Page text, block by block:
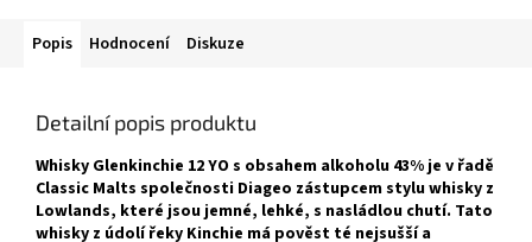
Popis Hodnocení Diskuze
Detailní popis produktu
Whisky Glenkinchie 12 YO s obsahem alkoholu 43% je v řadě
Classic Malts společnosti Diageo zástupcem stylu whisky z
Lowlands, které jsou jemné, lehké, s nasládlou chutí. Tato
whisky z údolí řeky Kinchie má pověst té nejsušší a